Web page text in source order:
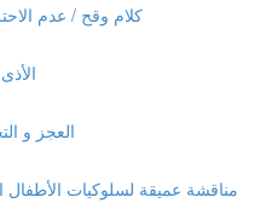
كلام وقح / عدم
العجز و
مناقشة عميقة لسلوكيات